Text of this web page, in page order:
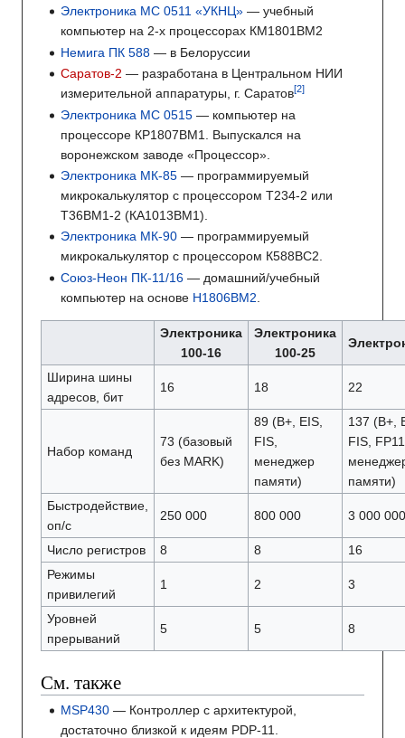
Электроника МС 0511 «УКНЦ» — учебный
компьютер на 2-х процессорах КМ1801ВМ2
Немига ПК 588 — в Белоруссии
Саратов-2 — разработана в Центральном НИИ
измерительной аппаратуры, г. Саратов
Электроника МС 0515 — компьютер на
процессоре КР1807ВМ1. Выпускался на
воронежском заводе «Процессор».
Электроника МК-85 — программируемый
микрокалькулятор с процессором Т234-2 или
Т36ВМ1-2 (КА1013ВМ1).
Электроника МК-90 — программируемый
микрокалькулятор с процессором К588ВС2.
Союз-Неон ПК-11/16 — домашний/учебный
компьютер на основе Н1806ВМ2
Электроника
100-16
Электроника
100-25
Ширина шины
адресов, бит
16 18 22
Набор команд
73 (базовый
без MARK)
89 (B+, EIS,
FIS,
менеджер
памяти)
137 (B+,
FIS,
памяти)
Быстродействие,
оп/с
250 000 800 000 3 000 000
Число регистров 8 8
16
Режимы
привилегий
1 2 3
Уровней
прерываний
5 5 8
См. также
MSP430 — Контроллер с архитектурой,
достаточно близкой к идеям PDP-11.